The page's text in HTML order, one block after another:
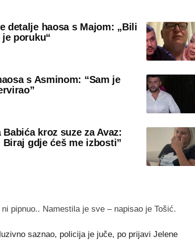
detalje haosa s Majom: „Bili
poruku“
s Asminom: “Sam je
kroz suze za Avaz:
gdje ćeš me izbosti”
pipnuo.. Namestila je sve – napisao je Tošić.
saznao, policija je juče, po prijavi Jelene